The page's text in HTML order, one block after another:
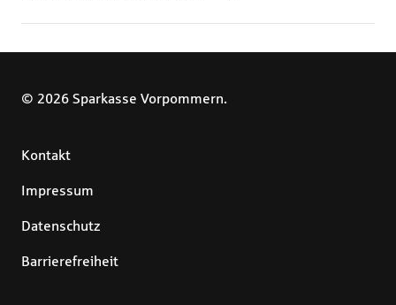
© 2026 Sparkasse Vorpommern.
Kontakt
Impressum
Datenschutz
Barrierefreiheit